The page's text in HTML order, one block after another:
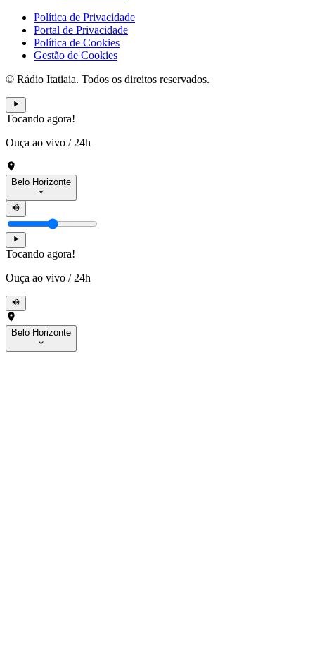
Política de Privacidade
Portal de Privacidade
Política de Cookies
Gestão de Cookies
© Rádio Itatiaia. Todos os direitos reservados.
Tocando agora!
Ouça ao vivo / 24h
Belo Horizonte
Tocando agora!
Ouça ao vivo / 24h
Belo Horizonte